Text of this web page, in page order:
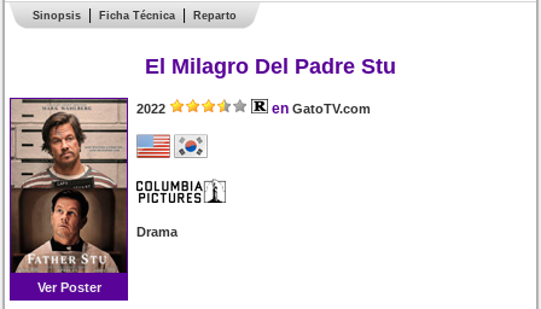
Sinopsis Ficha Técnica Reparto
El Milagro Del Padre Stu
Ver Poster
2022 en GatoTV.com
Drama